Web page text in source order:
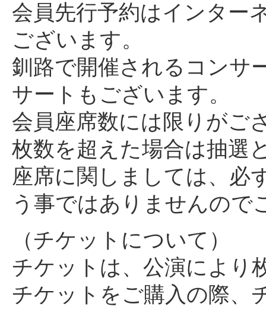
会員先行予約はインター
ございます。
釧路で開催されるコンサ
サートもございます。
会員座席数には限りがご
枚数を超えた場合は抽選
座席に関しましては、必
う事ではありませんので
（チケットについて）
チケットは、公演により
チケットをご購入の際、